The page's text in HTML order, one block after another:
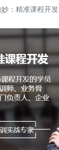
妙：精准课程开发